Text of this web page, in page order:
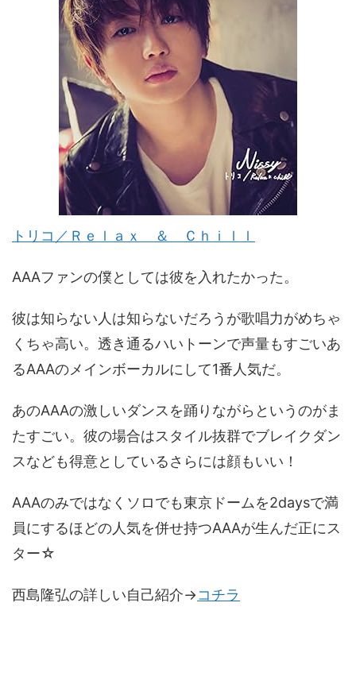
トリコ／Ｒｅｌａｘ ＆ Ｃｈｉｌｌ
AAAファンの僕としては彼を入れたかった。
彼は知らない人は知らないだろうが歌唱力がめちゃ
くちゃ高い。透き通るハいトーンで声量もすごいあ
るAAAのメインボーカルにして1番人気だ。
あのAAAの激しいダンスを踊りながらというのがま
たすごい。彼の場合はスタイル抜群でブレイクダン
スなども得意としているさらには顔もいい！
AAAのみではなくソロでも東京ドームを2daysで満
員にするほどの人気を併せ持つAAAが生んだ正にス
ター☆
西島隆弘の詳しい自己紹介→コチラ